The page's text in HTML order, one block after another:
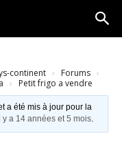
continent › Forums ›
› Petit frigo a vendre
a été mis à jour pour la
y a 14 années et 5 mois.